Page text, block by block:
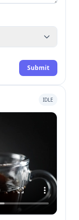
Submit
IDLE